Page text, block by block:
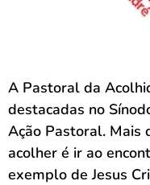
A Pastoral da
destacadas no
Ação Pastoral. Mais
acolher é ir ao
exemplo de Jesus